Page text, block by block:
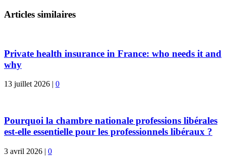
Articles similaires
Private health insurance in France: who needs it and
why
13 juillet 2026 | 0
Pourquoi la chambre nationale professions libérales
est-elle essentielle pour les professionnels libéraux ?
3 avril 2026 | 0